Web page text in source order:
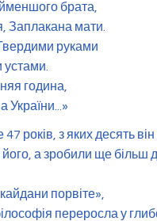
брата,
Заплакана мати.
руками
устами.
година,
України...»
років, з яких десять
а зробили ще більш
порвіте»,
переросла у